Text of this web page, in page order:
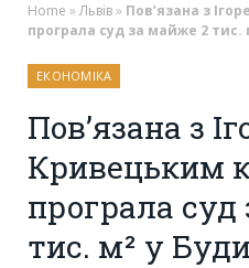
Home »Львів» Пов’язана з
програла суд за майже 2 тис.
ЕКОНОМІКА
Пов’язана з
Кривецьким
програла
тис. м² у